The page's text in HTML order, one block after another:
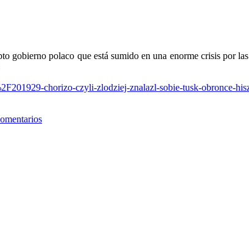
gobierno polaco que está sumido en una enorme crisis por
chorizo-czyli-zlodziej-znalazl-sobie-tusk-obronce-